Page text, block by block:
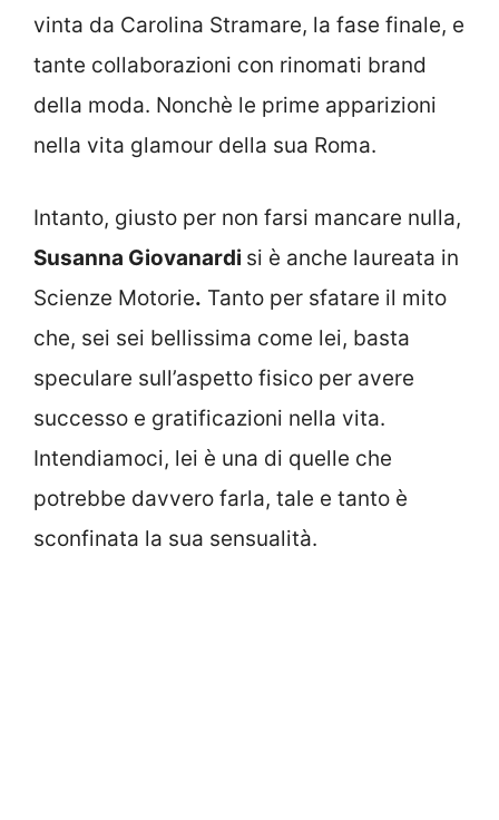
vinta da Carolina Stramare, la fase finale, e
tante collaborazioni con rinomati brand
della moda. Nonchè le prime apparizioni
nella vita glamour della sua Roma.
Intanto, giusto per non farsi mancare nulla,
Susanna Giovanardi si è anche laureata in
Scienze Motorie. Tanto per sfatare il mito
che, sei sei bellissima come lei, basta
speculare sull’aspetto fisico per avere
successo e gratificazioni nella vita.
Intendiamoci, lei è una di quelle che
potrebbe davvero farla, tale e tanto è
sconfinata la sua sensualità.